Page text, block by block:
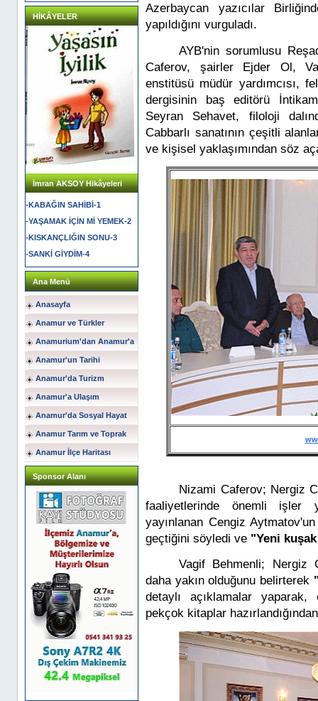
HİKÂYELER
İmran AKSOY Hikâyeleri
-KABAĞIN SAHİBİ-1
-YAŞAMAK İÇİN Mİ YEMEK-2
-KISKANÇLIĞIN SONU-3
-SANKİ GİYDİM-4
Ana Menü
Anasayfa
Anamur ve Türkler
Anamurium'dan Anamur'a
Anamur'un Tarihi
Anamur'da Turizm
Anamur'a Ulaşım
Anamur'da Sosyal Hayat
Anamur Tarım ve Toprak
Anamur İlçe Haritası
Sponsor Alanı
Azerbaycan yazıcılar
yapıldığını vurguladı.
AYB'nin sorumlusu
Caferov, şairler Ejder Ol,
enstitüsü müdür yardımcısı,
dergisinin baş editörü
Seyran Sehavet, filoloji
Cabbarlı sanatının çeşitli
ve kişisel yaklaşımından söz
Nizami Caferov; Nergiz
faaliyetlerinde önemli işler
yayınlanan Cengiz
geçtiğini söyledi ve "Yeni
Vagif Behmenli; Nergiz
daha yakın olduğunu belirterek
detaylı açıklamalar
pekçok kitaplar